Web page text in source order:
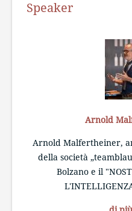
Speaker
Arnold
Arnold Malfertheiner,
della società
Bolzano e il